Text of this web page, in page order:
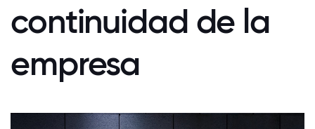
continuidad de la
empresa